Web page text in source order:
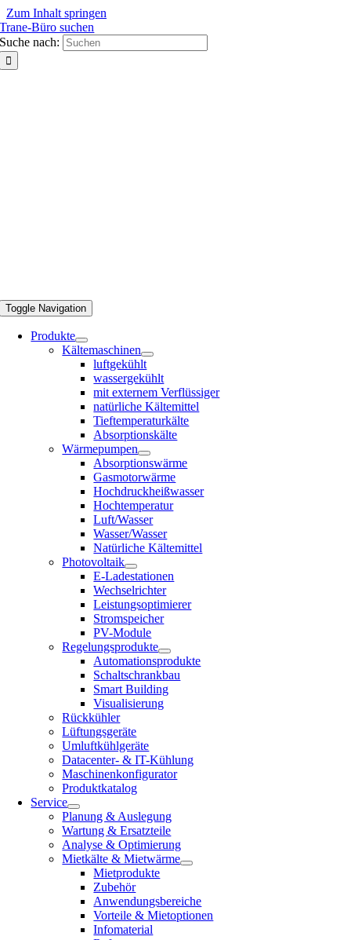
Zum Inhalt springen
Trane-Büro suchen
Suche nach:
Toggle Navigation
Produkte
Kältemaschinen
luftgekühlt
wassergekühlt
mit externem Verflüssiger
natürliche Kältemittel
Tieftemperaturkälte
Absorptionskälte
Wärmepumpen
Absorptionswärme
Gasmotorwärme
Hochdruckheißwasser
Hochtemperatur
Luft/Wasser
Wasser/Wasser
Natürliche Kältemittel
Photovoltaik
E-Ladestationen
Wechselrichter
Leistungsoptimierer
Stromspeicher
PV-Module
Regelungsprodukte
Automationsprodukte
Schaltschrankbau
Smart Building
Visualisierung
Rückkühler
Lüftungsgeräte
Umluftkühlgeräte
Datacenter- & IT-Kühlung
Maschinenkonfigurator
Produktkatalog
Service
Planung & Auslegung
Wartung & Ersatzteile
Analyse & Optimierung
Mietkälte & Mietwärme
Mietprodukte
Zubehör
Anwendungsbereiche
Vorteile & Mietoptionen
Infomaterial